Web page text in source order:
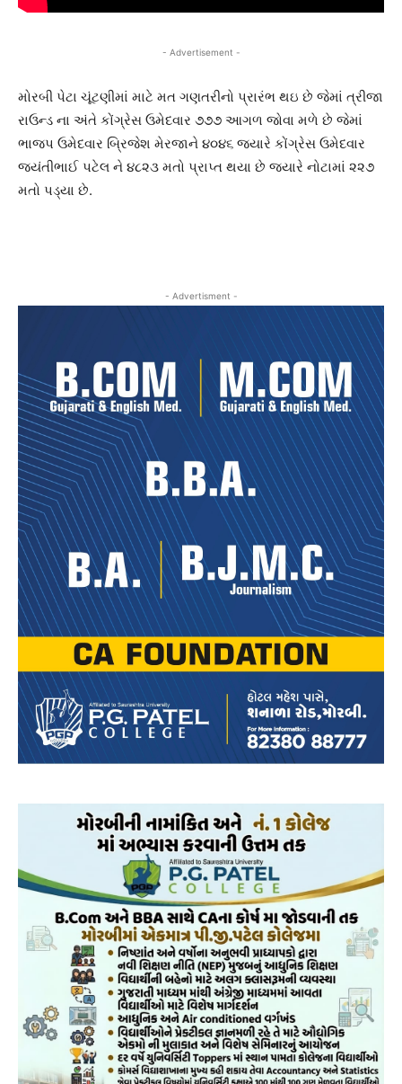
- Advertisement -
મોરબી પેટા ચૂંટણીમાં માટે મત ગણતરીનો પ્રારંભ થઇ છે જેમાં ત્રીજા
રાઉન્ડ ના અંતે કોંગ્રેસ ઉમેદવાર ૭૭૭ આગળ જોવા મળે છે જેમાં
ભાજપ ઉમેદવાર બ્રિજેશ મેરજાને ૪૦૪૬ જયારે કોંગ્રેસ ઉમેદવાર
જયંતીભાઈ પટેલ ને ૪૮૨૩ મતો પ્રાપ્ત થયા છે જયારે નોટામાં ૨૨૭
મતો પડ્યા છે.
- Advertisment -